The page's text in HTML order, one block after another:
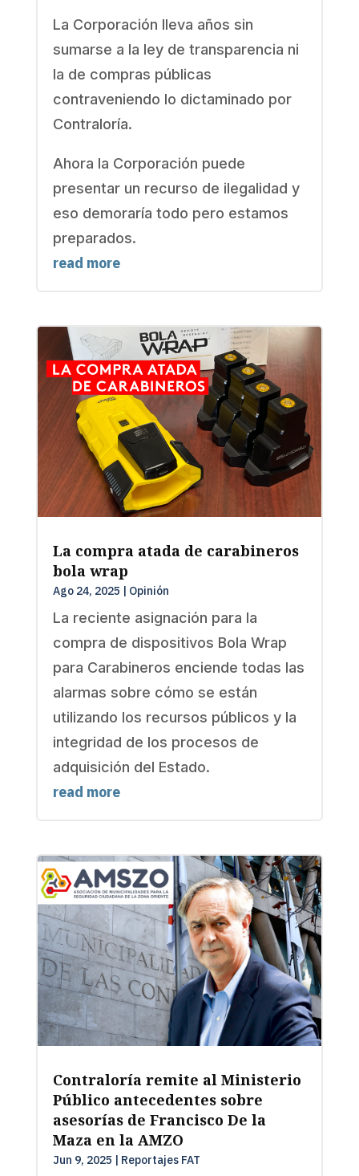
La Corporación lleva años sin
sumarse a la ley de transparencia ni
la de compras públicas
contraveniendo lo dictaminado por
Contraloría.
Ahora la Corporación puede
presentar un recurso de ilegalidad y
eso demoraría todo pero estamos
preparados.
read more
La compra atada de carabineros
bola wrap
Ago 24, 2025 | Opinión
La reciente asignación para la
compra de dispositivos Bola Wrap
para Carabineros enciende todas las
alarmas sobre cómo se están
utilizando los recursos públicos y la
integridad de los procesos de
adquisición del Estado.
read more
Contraloría remite al Ministerio
Público antecedentes sobre
asesorías de Francisco De la
Maza en la AMZO
Jun 9, 2025 | Reportajes FAT